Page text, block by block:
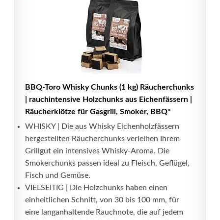
BBQ-Toro Whisky Chunks (1 kg) Räucherchunks
| rauchintensive Holzchunks aus Eichenfässern |
Räucherklötze für Gasgrill, Smoker, BBQ*
WHISKY | Die aus Whisky Eichenholzfässern
hergestellten Räucherchunks verleihen Ihrem
Grillgut ein intensives Whisky-Aroma. Die
Smokerchunks passen ideal zu Fleisch, Geflügel,
Fisch und Gemüse.
VIELSEITIG | Die Holzchunks haben einen
einheitlichen Schnitt, von 30 bis 100 mm, für
eine langanhaltende Rauchnote, die auf jedem